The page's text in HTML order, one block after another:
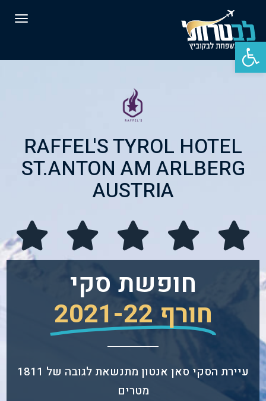
פתח סרגל נגישות
RAFFEL'S TYROL HOTEL
ST.ANTON AM ARLBERG
AUSTRIA
חופשת סקי
חורף 2021-22
עיירת הסקי סאן אנטון מתנשאת לגובה של 1811
מטרים